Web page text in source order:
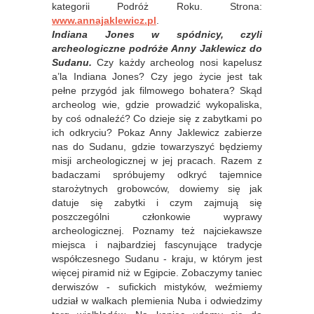
kategorii Podróż Roku. Strona:
www.annajaklewicz.pl
Indiana Jones w spódnicy,
czyli
archeologiczne podróże Anny Jaklewicz do
Sudanu. Czy każdy archeolog nosi kapelusz
a’la Indiana Jones? Czy jego życie jest tak
pełne przygód jak filmowego bohatera? Skąd
archeolog wie, gdzie prowadzić wykopaliska,
by coś odnaleźć? Co dzieje się z zabytkami po
ich odkryciu? Pokaz Anny Jaklewicz zabierze
nas do Sudanu, gdzie towarzyszyć będziemy
misji archeologicznej w jej pracach. Razem z
badaczami spróbujemy odkryć tajemnice
starożytnych grobowców, dowiemy się jak
datuje się zabytki i czym zajmują się
poszczególni członkowie wyprawy
archeologicznej. Poznamy też najciekawsze
miejsca i najbardziej fascynujące tradycje
współczesnego Sudanu - kraju, w którym jest
więcej piramid niż w Egipcie. Zobaczymy taniec
derwiszów - sufickich mistyków, weźmiemy
udział w walkach plemienia Nuba i odwiedzimy